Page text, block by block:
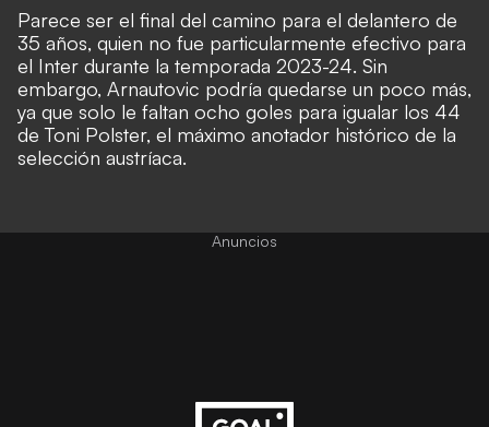
Parece ser el final del camino para el delantero de
35 años, quien no fue particularmente efectivo para
el Inter durante la temporada 2023-24. Sin
embargo, Arnautovic podría quedarse un poco más,
ya que solo le faltan ocho goles para igualar los 44
de Toni Polster, el máximo anotador histórico de la
selección austríaca.
Anuncios